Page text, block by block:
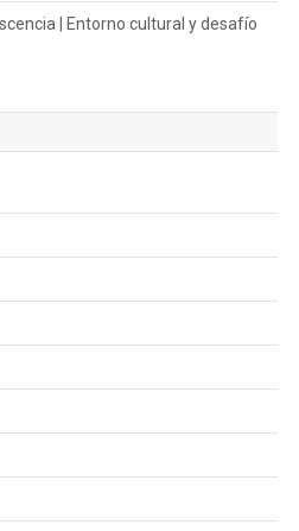
| Entorno cultural y desafío